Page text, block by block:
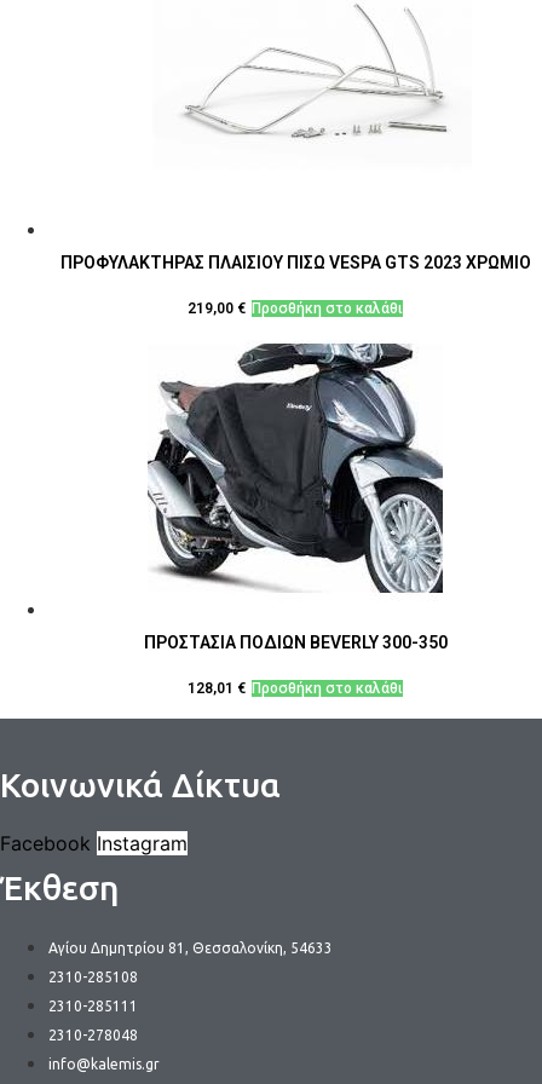
ΠΡΟΦΥΛΑΚΤΗΡΑΣ ΠΛΑΙΣΙΟΥ ΠΙΣΩ VESPA GTS 2023 ΧΡΩΜΙΟ
219,00 € Προσθήκη στο καλάθι
ΠΡΟΣΤΑΣΙΑ ΠΟΔΙΩΝ BEVERLY 300-350
128,01 € Προσθήκη στο καλάθι
Κοινωνικά Δίκτυα
Facebook Instagram
Έκθεση
Αγίου Δημητρίου 81, Θεσσαλονίκη, 54633
2310-285108
2310-285111
2310-278048
info@kalemis.gr